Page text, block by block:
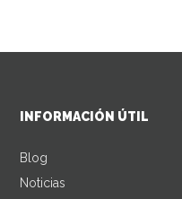
INFORMACIÓN ÚTIL
Blog
Noticias